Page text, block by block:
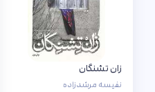
زان تشنگان
نفیسه مرشدزاده